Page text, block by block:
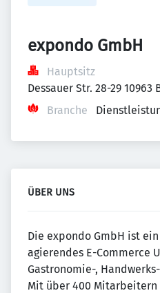
expondo GmbH
Hauptsitz
Dessauer Str. 28-29
Branche
ÜBER UNS
Die expondo GmbH ist
agierendes E-Commerce
Gastronomie-,
Mit über 400